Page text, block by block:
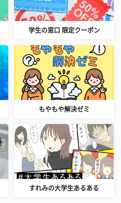
学生の窓口 限定クーポン
もやもや解決ゼミ
すれみの大学生あるある